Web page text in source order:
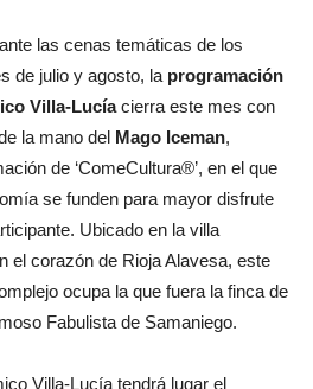
las cenas temáticas de los
de julio y agosto, la programación
Villa-Lucíacierra este mes con
la mano del Mago Iceman,
de ‘ComeCultura®’, en el que
se funden para mayor disfrute
Ubicado en la villa
el corazón de Rioja Alavesa, este
ocupa la que fuera la finca de
Fabulista de Samaniego.
Villa-Lucía tendrá lugar el